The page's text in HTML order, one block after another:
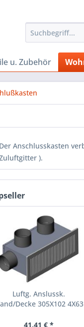
u. Zubehör
Der Anschlusskasten
).
Luftg. Anslussk.
Decke 305X102 4X63
41,41 € *